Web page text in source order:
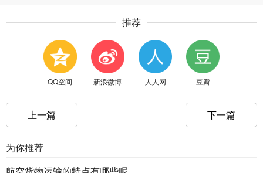
推荐
QQ空间 新浪微博 人人网 豆瓣
上一篇 下一篇
为你推荐